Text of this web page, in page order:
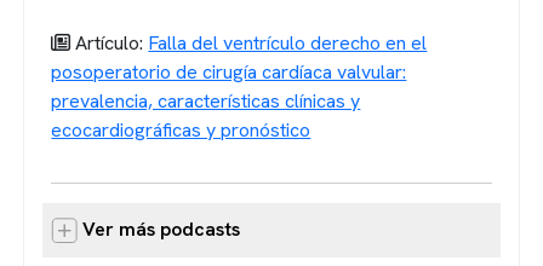
Artículo: Falla del ventrículo derecho en el
posoperatorio de cirugía cardíaca valvular:
prevalencia, características clínicas y
ecocardiográficas y pronóstico
Ver más podcasts